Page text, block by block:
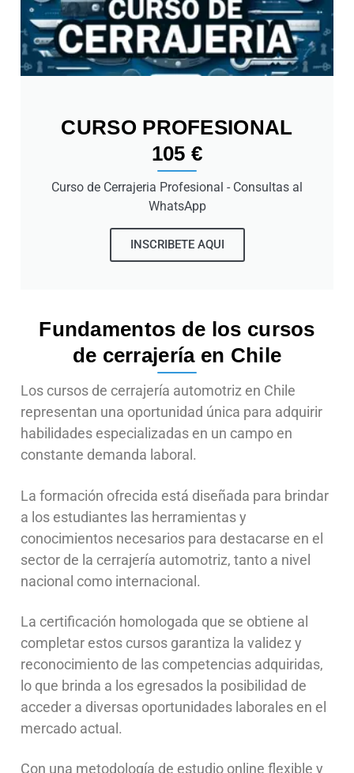
CURSO PROFESIONAL
105 €
Curso de Cerrajeria Profesional - Consultas al
WhatsApp
INSCRIBETE AQUI
Fundamentos de los cursos
de cerrajería en Chile
Los cursos de cerrajería automotriz en Chile
representan una oportunidad única para adquirir
habilidades especializadas en un campo en
constante demanda laboral.
La formación ofrecida está diseñada para brindar
a los estudiantes las herramientas y
conocimientos necesarios para destacarse en el
sector de la cerrajería automotriz, tanto a nivel
nacional como internacional.
La certificación homologada que se obtiene al
completar estos cursos garantiza la validez y
reconocimiento de las competencias adquiridas,
lo que brinda a los egresados la posibilidad de
acceder a diversas oportunidades laborales en el
mercado actual.
Con una metodología de estudio online flexible y